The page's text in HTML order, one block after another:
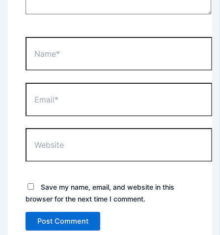
Save my name, email, and website in this
browser for the next time I comment.